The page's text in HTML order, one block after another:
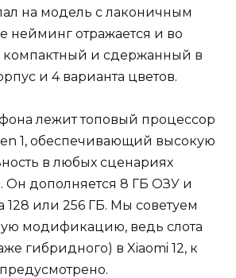
на модель с лаконичным
нейминг отражается и во
и сдержанный в
и 4 варианта цветов.
лежит топовый процессор
1, обеспечивающий высокую
в любых сценариях
Он дополняется 8 ГБ ОЗУ и
128 или 256 ГБ. Мы советуем
модификацию, ведь слота
гибридного) в Xiaomi 12, к